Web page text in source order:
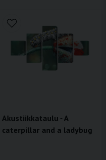
Akustiikkataulu - A
caterpillar and a ladybug